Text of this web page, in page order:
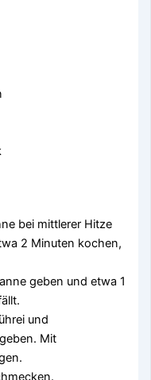
bei mittlerer Hitze
2 Minuten kochen,
geben und etwa 1
und
Mit